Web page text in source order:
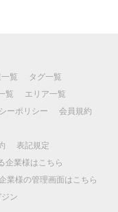
覧
タグ一覧
覧
エリア一覧
ーポリシー
会員規約
表記規定
企業様はこちら
業様の管理画面はこちら
ン